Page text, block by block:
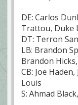
DE: Carlos
Trattou, Duke
DT: Terron
LB: Brandon
Brandon
CB: Joe
Louis
S: Ahmad